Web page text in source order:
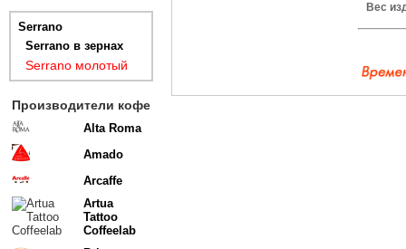
Serrano
Serrano в зернах
Serrano молотый
Производители кофе
Alta Roma
Amado
Arcaffe
Artua
Tattoo
Coffeelab
Вес